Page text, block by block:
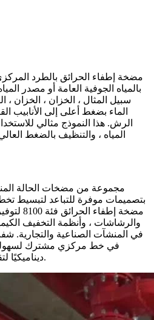
مضخة إطفاء الحرائق بالطرد
بالمياه الجوفية العامة أو مصدر
سبيل المثال ، الخزان ، الخزان ،
الماء بضغط أعلى إلى الأنابيب
الرش. هذا النموذج مثالي
المياه ، والتنظيف بالضغط
بتصميمات موفرة للتباعد لتبسيط
مضخة
والرشاشات ، وأنظمة التخفيف
في المنشآت الصناعية والتجارية.
في خط مركزي مشترك لسهولة
ديناميكيًا لتقليل الاهتزاز والتآكل المحتمل.